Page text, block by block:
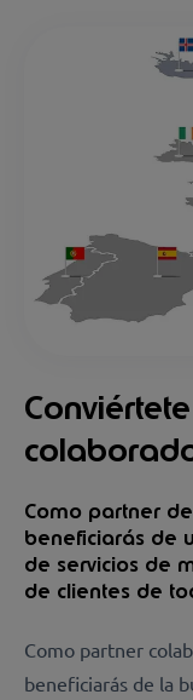
Como partner
beneficiarás de
de servicios de
de clientes de
Como partner
beneficiarás de la